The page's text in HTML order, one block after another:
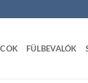
FÜLBEVALÓK